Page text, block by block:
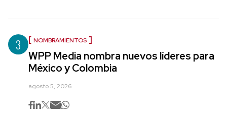
3 NOMBRAMIENTOS
WPP Media nombra nuevos líderes para
México y Colombia
agosto 5, 2026